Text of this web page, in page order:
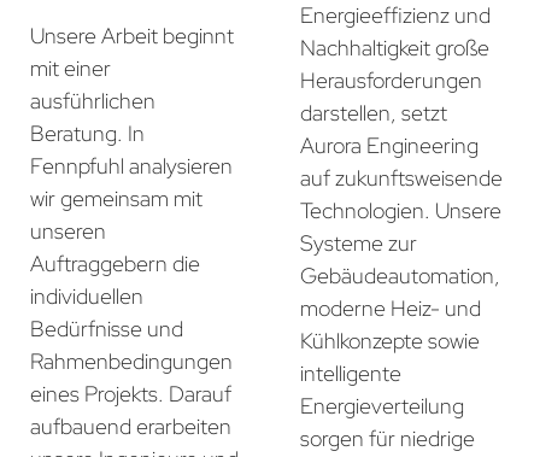
Unsere Arbeit beginnt
mit einer
ausführlichen
Beratung. In
Fennpfuhl analysieren
wir gemeinsam mit
unseren
Auftraggebern die
individuellen
Bedürfnisse und
Rahmenbedingungen
eines Projekts. Darauf
aufbauend erarbeiten
Energieeffizienz und
Nachhaltigkeit große
Herausforderungen
darstellen, setzt
Aurora Engineering
auf zukunftsweisende
Technologien. Unsere
Systeme zur
Gebäudeautomation,
moderne Heiz- und
Kühlkonzepte sowie
intelligente
Energieverteilung
sorgen für niedrige